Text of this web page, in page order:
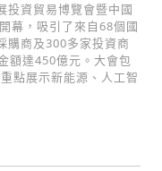
投資貿易博覽會暨中國
幕，吸引了來自68個國
購商及300多家投資商
額達450億元。大會包
點展示新能源、人工智